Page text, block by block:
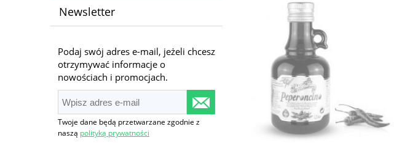
Newsletter
Podaj swój adres e-mail, jeżeli chcesz
otrzymywać informacje o
nowościach i promocjach.
Twoje dane będą przetwarzane zgodnie z
naszą polityką prywatności